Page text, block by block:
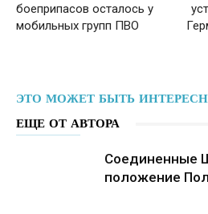
боеприпасов осталось у
мобильных групп ПВО
ЭТО МОЖЕТ БЫТЬ
ЕЩЕ ОТ АВТОРА
Соединенные
положение